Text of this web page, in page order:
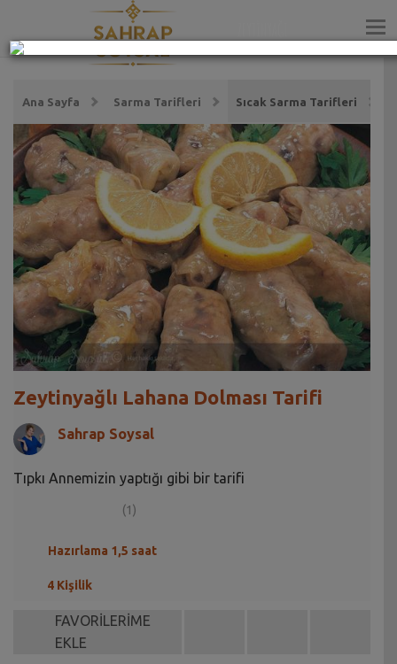
Ana Sayfa Sarma Tarifleri Sıcak Sarma Tarifleri
Zeytinyağlı Lahana Dolması Tarifi
Sahrap Soysal
Tıpkı Annemizin yaptığı gibi bir tarifi
(1)
Hazırlama 1,5 saat
4 Kişilik
FAVORİLERİME
EKLE